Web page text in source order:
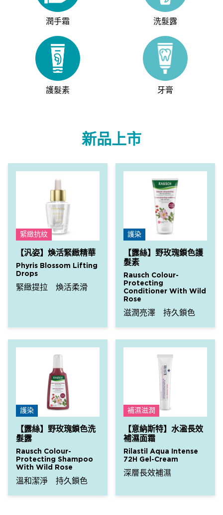
潤手霜 洗髮露
護髮素 牙膏
新品上市
緊緻抗紋
【汎姿】煥活緊緻精華
Phyris Blossom Lifting
Drops
緊緻提拉 煥活柔滑
護染
【露絲】野玫瑰鎖色護
髮素
Rausch Colour-
Protecting
Conditioner With Wild
Rose
滋潤亮澤 持久鎖色
護染
【露絲】野玫瑰鎖色洗
髮露
Rausch Colour-
Protecting Shampoo
With Wild Rose
溫和潔淨 持久鎖色
補濕滋潤
【意納斯特】水溋長效
補濕面霜
Rilastil Aqua Intense
72H Gel-Cream
深層長效補濕